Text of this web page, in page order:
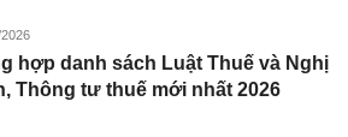
hợp danh sách Luật Thuế và Nghị
Thông tư thuế mới nhất 2026